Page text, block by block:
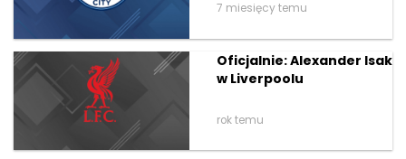
7 miesięcy temu
Oficjalnie: Alexander Isak
w Liverpoolu
rok temu